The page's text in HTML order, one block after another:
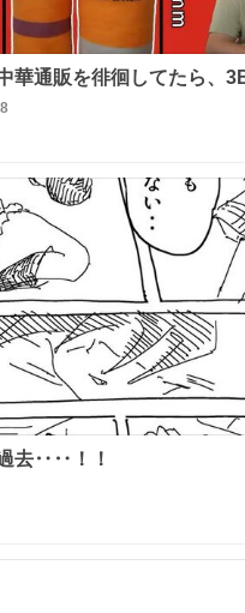
華通販を徘徊してたら、
まった…。
去‥‥！！